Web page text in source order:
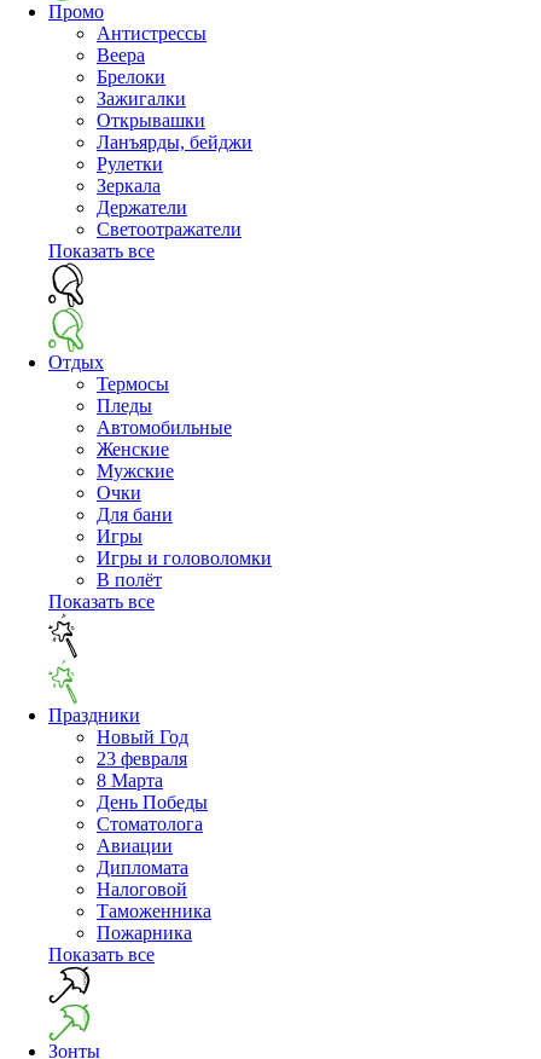
Промо
Антистрессы
Веера
Брелоки
Зажигалки
Открывашки
Ланъярды, бейджи
Рулетки
Зеркала
Держатели
Светоотражатели
Показать все
Отдых
Термосы
Пледы
Автомобильные
Женские
Мужские
Очки
Для бани
Игры
Игры и головоломки
В полёт
Показать все
Праздники
Новый Год
23 февраля
8 Марта
День Победы
Cтоматолога
Авиации
Дипломата
Налоговой
Таможенника
Пожарника
Показать все
Зонты